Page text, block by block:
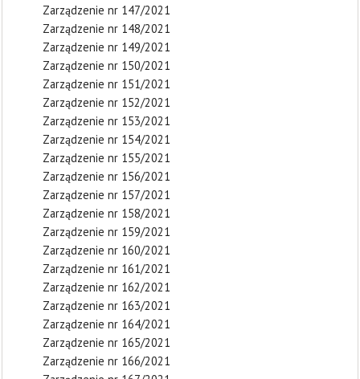
Zarządzenie nr 147/2021
Zarządzenie nr 148/2021
Zarządzenie nr 149/2021
Zarządzenie nr 150/2021
Zarządzenie nr 151/2021
Zarządzenie nr 152/2021
Zarządzenie nr 153/2021
Zarządzenie nr 154/2021
Zarządzenie nr 155/2021
Zarządzenie nr 156/2021
Zarządzenie nr 157/2021
Zarządzenie nr 158/2021
Zarządzenie nr 159/2021
Zarządzenie nr 160/2021
Zarządzenie nr 161/2021
Zarządzenie nr 162/2021
Zarządzenie nr 163/2021
Zarządzenie nr 164/2021
Zarządzenie nr 165/2021
Zarządzenie nr 166/2021